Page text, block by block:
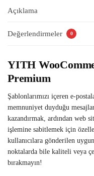
Açıklama
Değerlendirmeler 0
YITH
Premium
Şablonlarımızı içeren e-
memnuniyet duyduğu
kazandırmak, ardından web
işlemine sabitlemek için
kullanıcılara gönderilen
noktalarda bile kaliteli veya
bırakmayın!